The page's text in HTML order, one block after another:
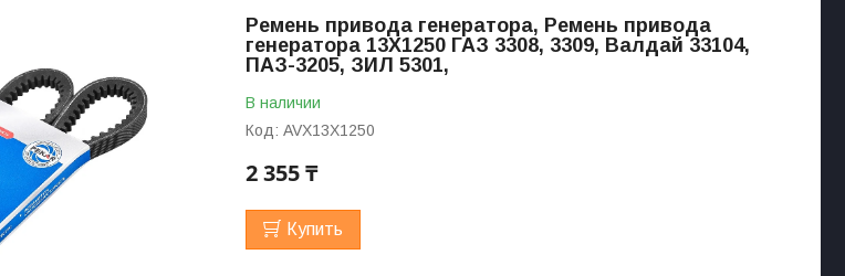
Ремень привода генератора, Ремень привода
генератора 13X1250 ГАЗ 3308, 3309, Валдай 33104,
ПАЗ-3205, ЗИЛ 5301,
В наличии
Код: AVX13X1250
2 355 ₸
Купить